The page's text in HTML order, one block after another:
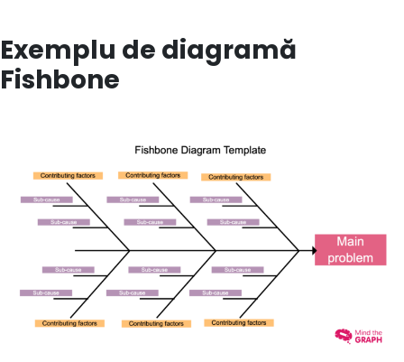
Exemplu de diagramă
Fishbone